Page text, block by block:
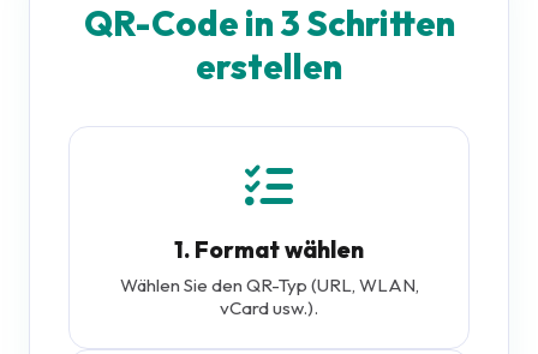
QR-Code in 3 Schritten
erstellen
1. Format wählen
Wählen Sie den QR-Typ (URL, WLAN,
vCard usw.).